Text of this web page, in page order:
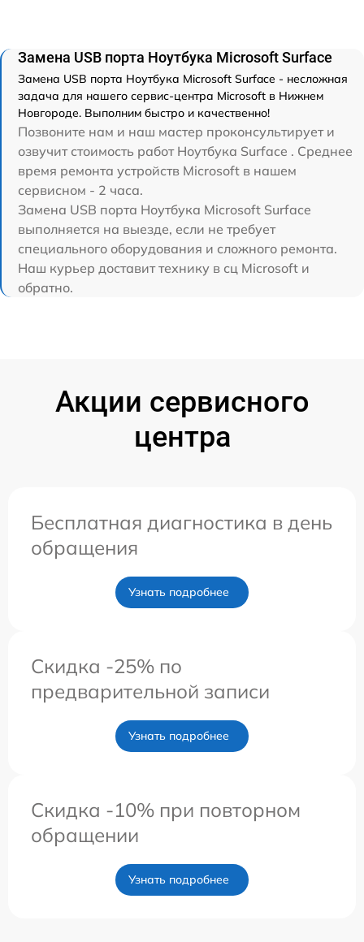
Замена USB порта Ноутбука Microsoft Surface
Замена USB порта Ноутбука Microsoft Surface - несложная
задача для нашего сервис-центра Microsoft в Нижнем
Новгороде. Выполним быстро и качественно!
Позвоните нам и наш мастер проконсультирует и
озвучит стоимость работ Ноутбука Surface . Среднее
время ремонта устройств Microsoft в нашем
сервисном - 2 часа.
Замена USB порта Ноутбука Microsoft Surface
выполняется на выезде, если не требует
специального оборудования и сложного ремонта.
Наш курьер доставит технику в сц Microsoft и
обратно.
Акции сервисного
центра
Бесплатная диагностика в день
обращения
Узнать подробнее
Скидка -25% по
предварительной записи
Узнать подробнее
Скидка -10% при повторном
обращении
Узнать подробнее